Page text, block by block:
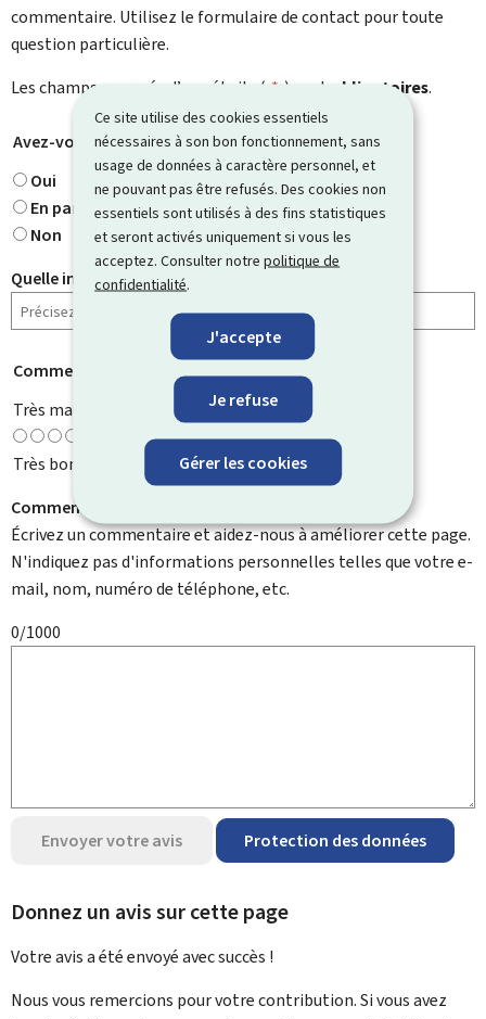
Ce site utilise des cookies essentiels
nécessaires à son bon fonctionnement, sans
usage de données à caractère personnel, et
ne pouvant pas être refusés. Des cookies non
essentiels sont utilisés à des fins statistiques
et seront activés uniquement si vous les
acceptez. Consulter notrepolitique de
confidentialité.
J'accepte
Je refuse
Gérer les cookies
commentaire. Utilisez le formulaire de contact pour toute
question particulière.
Les champs marqués d’une étoile ( * ) sont obligatoires.
Avez-vous trouvé ce que vous cherchiez ? *
Oui
En partie
Non
Quelle information cherchiez-vous ?
Comment évaluez-vous cette page ? *
Très mauvaise
Très bonne
Comment pouvons-nous l'améliorer ?
Écrivez un commentaire et aidez-nous à améliorer cette page.
N'indiquez pas d'informations personnelles telles que votre e-
mail, nom, numéro de téléphone, etc.
0/1000
Envoyer votre avis Protection des données
Donnez un avis sur cette page
Votre avis a été envoyé avecsuccès !
Nous vous remercions pour votre contribution. Si vous avez